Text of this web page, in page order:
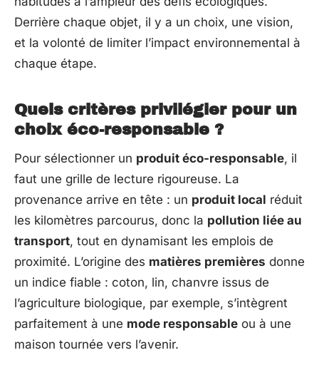
Derrière chaque objet, il y a un choix, une vision,
et la volonté de limiter l’impact environnemental à
chaque étape.
Quels critères privilégier pour un
choix éco-responsable ?
Pour sélectionner un produit éco-responsable, il
faut une grille de lecture rigoureuse. La
provenance arrive en tête : un produit local réduit
les kilomètres parcourus, donc la pollution liée au
transport, tout en dynamisant les emplois de
proximité. L’origine des matières premières donne
un indice fiable : coton, lin, chanvre issus de
l’agriculture biologique, par exemple, s’intègrent
parfaitement à une mode responsable ou à une
maison tournée vers l’avenir.